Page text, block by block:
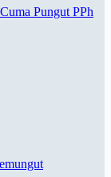
Pungut PPh